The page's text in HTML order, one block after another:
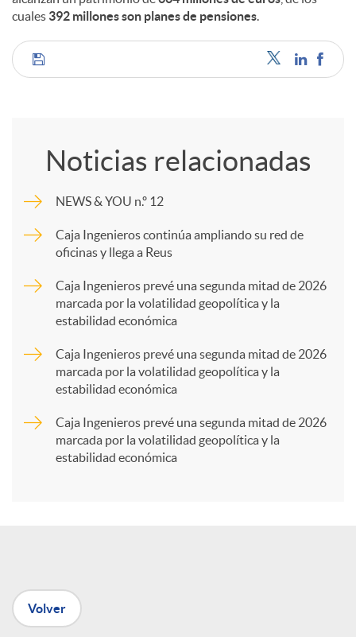
cuales 392 millones son planes de pensiones.
C
m
p
a
n
Noticias relacionadas
NEWS & YOU n.º 12
Caja Ingenieros continúa ampliando su red de
oficinas y llega a Reus
Caja Ingenieros prevé una segunda mitad de 2026
marcada por la volatilidad geopolítica y la
estabilidad económica
Caja Ingenieros prevé una segunda mitad de 2026
marcada por la volatilidad geopolítica y la
estabilidad económica
Caja Ingenieros prevé una segunda mitad de 2026
marcada por la volatilidad geopolítica y la
estabilidad económica
Volver